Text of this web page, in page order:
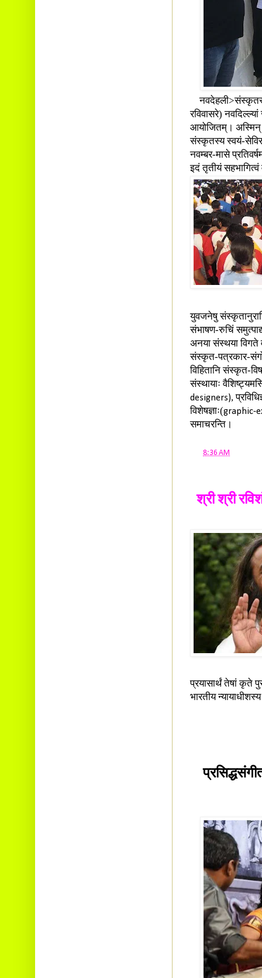
रविवासरे)
आयोजितम्।
संस्कृतस्य स्वयं-
नवम्बर-मासे
इदं तृतीयं सहभागित्वं
युवजनेषु
संभाषण-रुचिं
अनया संस्थया विगते
संस्कृत-पत्रकार-
विहितानि संस्कृत-
संस्थायाः
designers),
विशेषज्ञाः(graphic-
समाचरन्ति ।
8:36 AM
श्री श्री
प्रयासार्थं तेषां कृते
भारतीय